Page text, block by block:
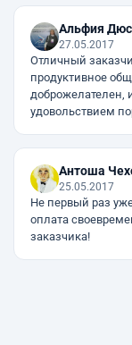
Альфия
27.05.2017
Отличный
продуктивное общение, все время на
доброжелателен,
удовольствием
Антоша
25.05.2017
Не первый раз
оплата
заказчика!